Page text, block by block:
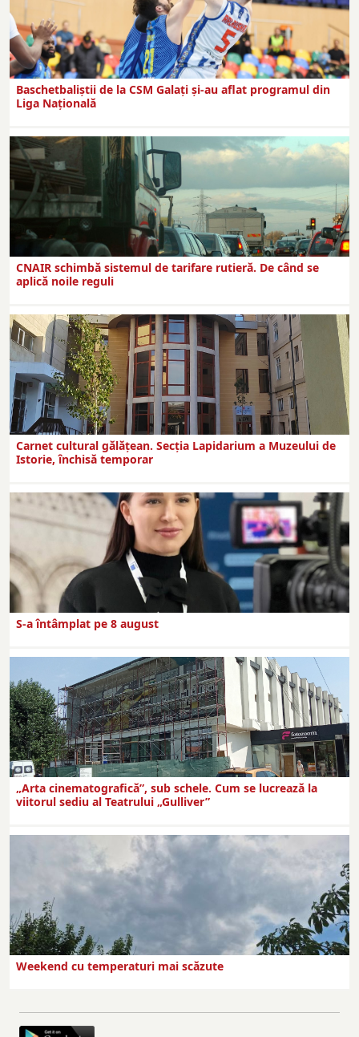
Baschetbaliștii de la CSM Galați și-au aflat programul din
Liga Națională
CNAIR schimbă sistemul de tarifare rutieră. De când se
aplică noile reguli
Carnet cultural gălăţean. Secţia Lapidarium a Muzeului de
Istorie, închisă temporar
S-a întâmplat pe 8 august
„Arta cinematografică”, sub schele. Cum se lucrează la
viitorul sediu al Teatrului „Gulliver”
Weekend cu temperaturi mai scăzute